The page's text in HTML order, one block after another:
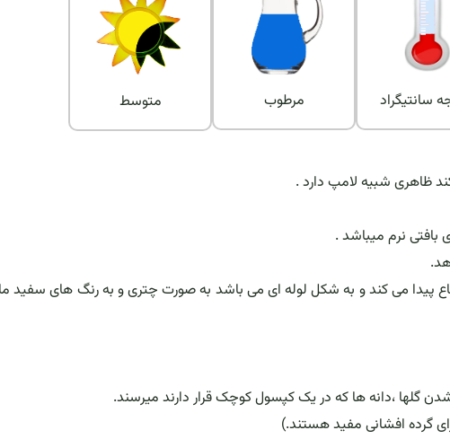
متوسط مرطوب
ساقه میانی كه تا ۱۰۰ سانتیمتر ارتفاع پیدا می كند و به شكل لوله ای می باشد به صورت چتری و به رنگ های
گلها ،دانه ها که در یک کپسول کوچک قرار دارند میرسند.
گرده افشانی مفید هستند.)